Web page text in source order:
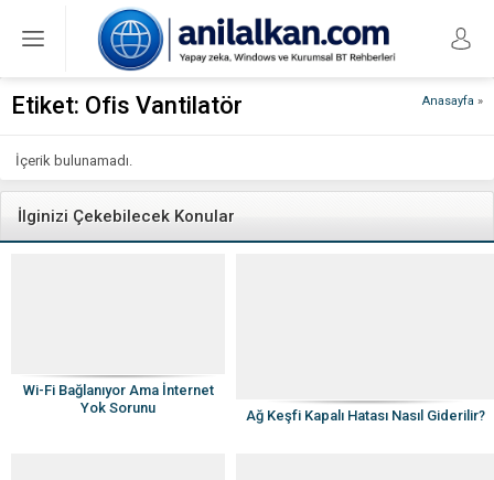
Anasayfa »
Etiket: Ofis Vantilatör
İçerik bulunamadı.
İlginizi Çekebilecek Konular
Wi-Fi Bağlanıyor Ama İnternet
Yok Sorunu
Ağ Keşfi Kapalı Hatası Nasıl Giderilir?